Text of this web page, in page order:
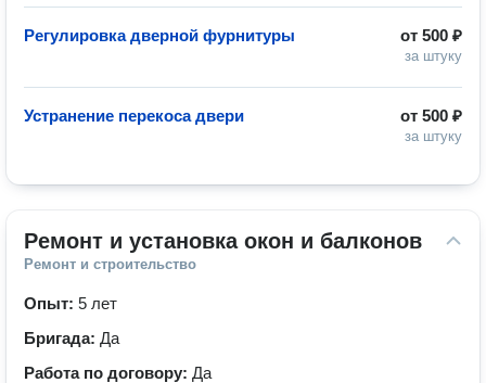
от 500 ₽
за штуку
Регулировка дверной фурнитуры
от 500 ₽
за штуку
Устранение перекоса двери
Ремонт и установка окон и балконов
Ремонт и строительство
Опыт: 5 лет
Бригада: Да
Работа по договору: Да